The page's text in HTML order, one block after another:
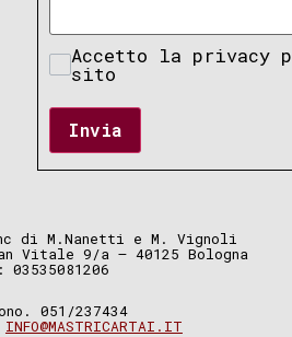
Accetto la privacy
sito
Invia
di M.Nanetti e M. Vignoli
Vitale 9/a – 40125 Bologna
051/237434
INFO@MASTRICARTAI.IT